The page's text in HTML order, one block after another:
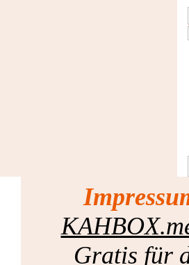
Gratis für